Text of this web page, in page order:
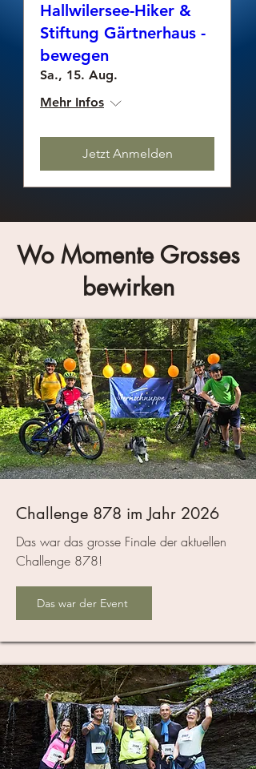
Hallwilersee-Hiker &
Stiftung Gärtnerhaus -
bewegen
Sa., 15. Aug.
Mehr Infos
Jetzt Anmelden
Wo Momente Grosses
bewirken
Challenge 878 im Jahr 2026
Das war das grosse Finale der aktuellen
Challenge 878!
Das war der Event